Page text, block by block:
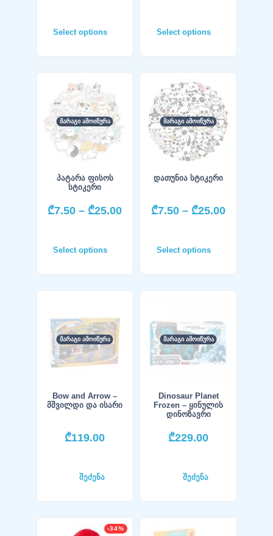
Select options Select options
ᲛᲐᲠᲐᲒᲘ ᲐᲛᲝᲘᲬᲣᲠᲐ
პატარა ფისოს
სტიკერი
₾7.50 – ₾25.00
Select options
ᲛᲐᲠᲐᲒᲘ ᲐᲛᲝᲘᲬᲣᲠᲐ
დათუნია სტიკერი
₾7.50 – ₾25.00
Select options
ᲛᲐᲠᲐᲒᲘ ᲐᲛᲝᲘᲬᲣᲠᲐ
Bow and Arrow –
მშვილდი და ისარი
₾119.00
შეძენა
ᲛᲐᲠᲐᲒᲘ ᲐᲛᲝᲘᲬᲣᲠᲐ
Dinosaur Planet
Frozen – ყინულის
დინოზავრი
₾229.00
შეძენა
-34%